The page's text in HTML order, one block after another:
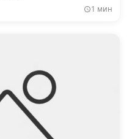
1 мин